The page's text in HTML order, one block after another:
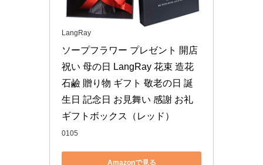
LangRay
ソープフラワー プレゼント 開店
祝い 母の日 LangRay 花束 造花
石鹼 贈り物 ギフト 敬老の日 誕
生日 記念日 お見舞い 感謝 お礼
ギフトボックス（レッド）
0105
Amazonで見る